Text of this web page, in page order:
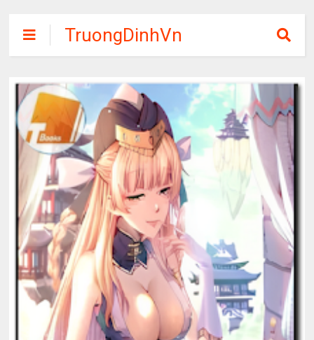
TruongDinhVn
Chia sẽ ebook,
các khóa học,
phần mềm học
tập miễn phí